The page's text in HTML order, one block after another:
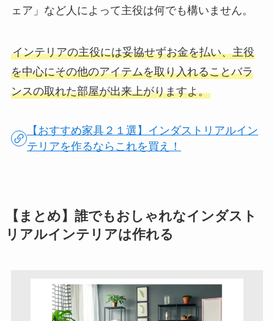
ェア」など人によって主役は何でも構いません。
インテリアの主役には妥協せずお金を払い、主役
を中心にその他のアイテムを取り入れることバラ
ンスの取れた部屋が出来上がりますよ。
【おすすめ家具２１選】インダストリアルイン
テリアを作るならこれを買え！
【まとめ】誰でもおしゃれなインダスト
リアルインテリアは作れる